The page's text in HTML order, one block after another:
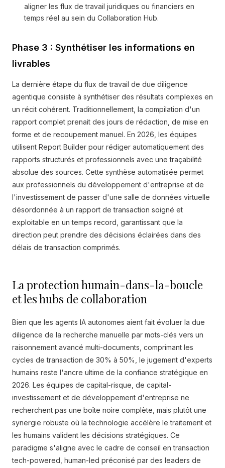
aligner les flux de travail juridiques ou financiers en
temps réel au sein du Collaboration Hub.
Phase 3 : Synthétiser les informations en
livrables
La dernière étape du flux de travail de due diligence
agentique consiste à synthétiser des résultats complexes en
un récit cohérent. Traditionnellement, la compilation d'un
rapport complet prenait des jours de rédaction, de mise en
forme et de recoupement manuel. En 2026, les équipes
utilisent Report Builder pour rédiger automatiquement des
rapports structurés et professionnels avec une traçabilité
absolue des sources. Cette synthèse automatisée permet
aux professionnels du développement d'entreprise et de
l'investissement de passer d'une salle de données virtuelle
désordonnée à un rapport de transaction soigné et
exploitable en un temps record, garantissant que la
direction peut prendre des décisions éclairées dans des
délais de transaction comprimés.
La protection humain-dans-la-boucle
et les hubs de collaboration
Bien que les agents IA autonomes aient fait évoluer la due
diligence de la recherche manuelle par mots-clés vers un
raisonnement avancé multi-documents, comprimant les
cycles de transaction de 30% à 50%, le jugement d'experts
humains reste l'ancre ultime de la confiance stratégique en
2026. Les équipes de capital-risque, de capital-
investissement et de développement d'entreprise ne
recherchent pas une boîte noire complète, mais plutôt une
synergie robuste où la technologie accélère le traitement et
les humains valident les décisions stratégiques. Ce
paradigme s'aligne avec le cadre de conseil en transaction
tech-powered, human-led préconisé par des leaders de